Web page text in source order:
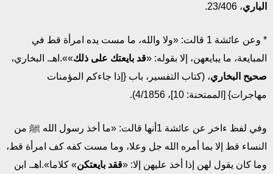
الباري، 23/406.
* وعن عائشة 1 قالت: «ولا والله، ما مست يده امرأة قط في
المبايعة، ما يبايعهن، إلا بقوله: «قد بايعتك على ذلك»».اهـ. البخاري،
صحيح البخاري، (كتاب التفسير، باب {إذا جاءكم المؤمنات
مهاجرات} [الممتحنة: 10]، 4/1856).
وفي لفظ ءاخر عن عائشة 1أنها قالت: «ما أخذ رسول الله ﷺ من
النساء قط إلا بما أمره الله جل وعلا، وما مست كفه كف امرأة قط،
وما كان يقول لهن إذا أخذ عليهن إلا: «ققد بايعتكن» كلاما».اهـ. ابن